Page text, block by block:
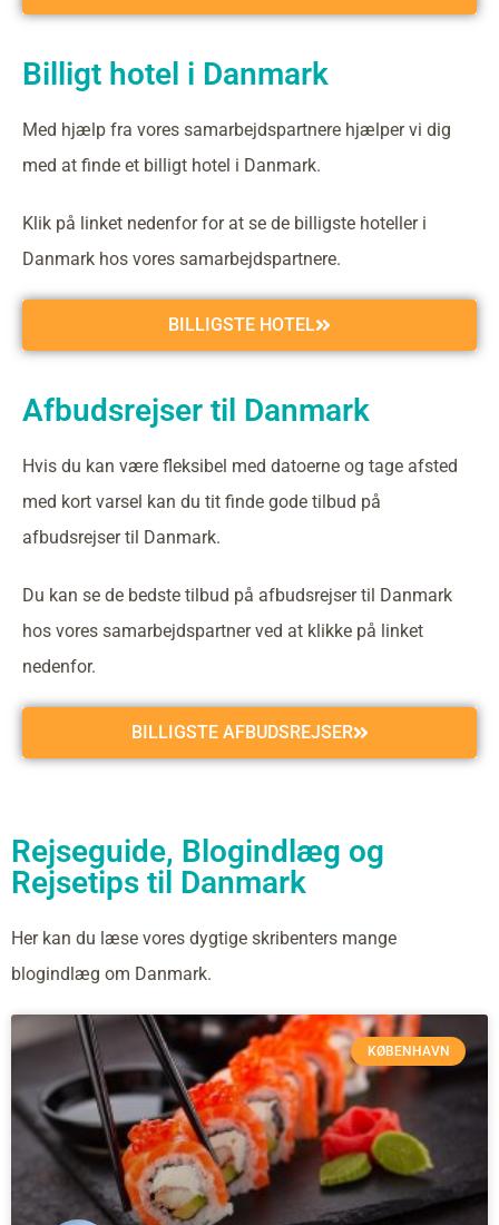
Billigt hotel i Danmark
Med hjælp fra vores samarbejdspartnere hjælper vi dig
med at finde et billigt hotel i Danmark.
Klik på linket nedenfor for at se de billigste hoteller i
Danmark hos vores samarbejdspartnere.
BILLIGSTE HOTEL
Afbudsrejser til Danmark
Hvis du kan være fleksibel med datoerne og tage afsted
med kort varsel kan du tit finde gode tilbud på
afbudsrejser til Danmark.
Du kan se de bedste tilbud på afbudsrejser til Danmark
hos vores samarbejdspartner ved at klikke på linket
nedenfor.
BILLIGSTE AFBUDSREJSER
Rejseguide, Blogindlæg og
Rejsetips til Danmark
Her kan du læse vores dygtige skribenters mange
blogindlæg om Danmark.
KØBENHAVN